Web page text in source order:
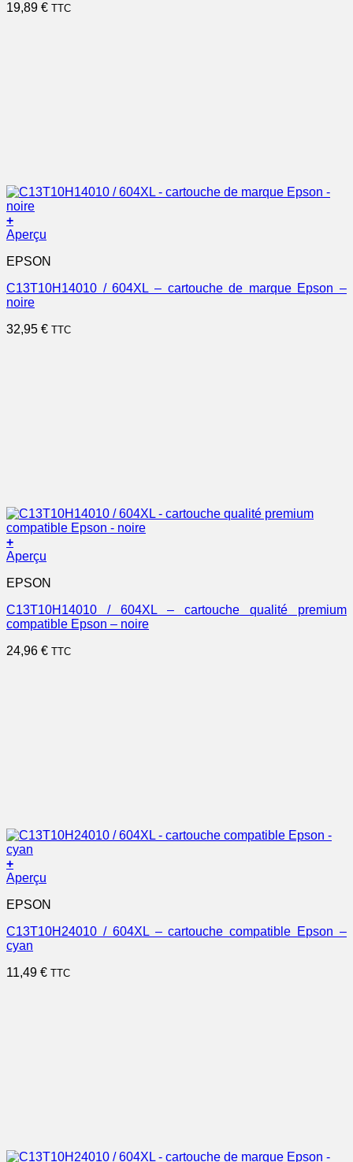
19,89 € TTC
+
Aperçu
EPSON
C13T10H14010 / 604XL – cartouche de marque Epson –
noire
32,95 € TTC
+
Aperçu
EPSON
C13T10H14010 / 604XL – cartouche qualité premium
compatible Epson – noire
24,96 € TTC
+
Aperçu
EPSON
C13T10H24010 / 604XL – cartouche compatible Epson –
cyan
11,49 € TTC